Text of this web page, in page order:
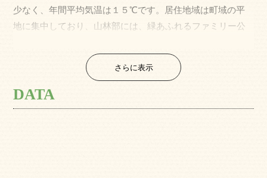
少なく、年間平均気温は１５℃です。居住地域は町域の平
地に集中しており、山林部には、緑あふれるファミリー公
ビナートと、癒しと生活基盤の調和のとれた町です。
基幹産業である石油化学工場は、日本のコンビナート発
祥の地として知られています。
さらに表示
DATA